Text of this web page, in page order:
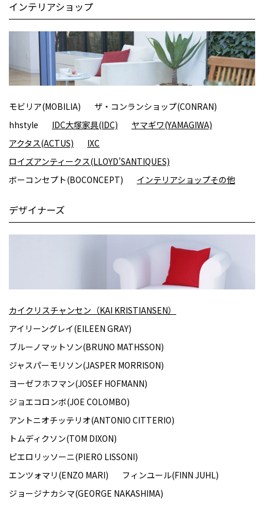
インテリアショップ
モビリア(MOBILIA)
ザ・コンランショップ(CONRAN)
hhstyle
IDC大塚家具(IDC)
ヤマギワ(YAMAGIWA)
アクタス(ACTUS)
IXC
ロイズアンティークス(LLOYD’SANTIQUES)
ボーコンセプト(BOCONCEPT)
インテリアショップその他
デザイナーズ
カイクリスチャンセン（KAI KRISTIANSEN）
アイリーングレイ(EILEEN GRAY)
ブルーノマットソン(BRUNO MATHSSON)
ジャスパーモリソン(JASPER MORRISON)
ヨーゼフホフマン(JOSEF HOFMANN)
ジョエコロンボ(JOE COLOMBO)
アントニオチッテリオ(ANTONIO CITTERIO)
トムディクソン(TOM DIXON)
ピエロリッソーニ(PIERO LISSONI)
エンツォマリ(ENZO MARI)
フィンユール(FINN JUHL)
ジョージナカシマ(GEORGE NAKASHIMA)